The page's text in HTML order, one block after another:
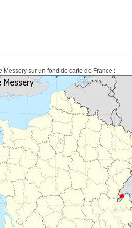
Messery sur un fond de carte de France :